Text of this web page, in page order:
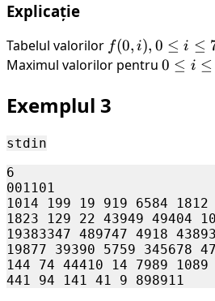
Explicație
Tabelul valorilor f(0,
i), 0
i
f(0, i), 0 ≤ i ≤
Maximul valorilor pentru 0
0 ≤ i ≤
Exemplul 3
stdin
6
001101
1014 199 19 919 6584 1812
1823 129 22 43949 49404
19383347 489747 4918
19877 39390 5759 345678
144 74 44410 14 7989 1089